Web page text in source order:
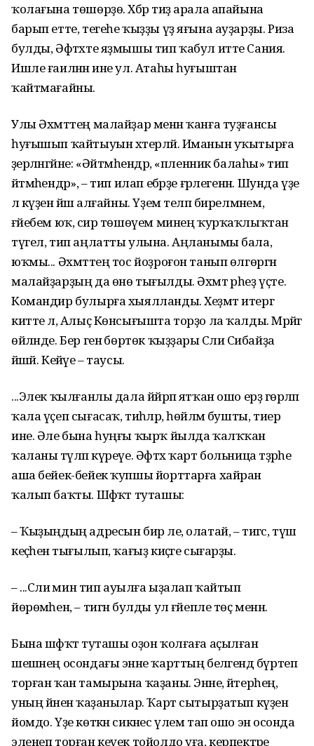
ҡолағына төшөрҙө. Хәбәр тиҙ арала апайына
барып етте, тегеһе ҡыҙҙы үҙ яғына ауҙарҙы. Риза
булды, Әфтәхте яҙмышы тип ҡабул итте Сания.
Ишле ғаиләнән ине ул. Атаһы һуғыштан
ҡайтмағайны.
Улы Әхмәттең малайҙар менән ҡанға туҙғансы
һуғышып ҡайтыуын хәтерләй. Иманын уҡытырға
әҙерләнгәйне: «Әйтмәһендәр, «пленник балаһы» тип
әйтмәһендәр», – тип илап ебәрҙе ғәрлегенән. Шунда үҙе
лә күҙенә йәш алғайны. Үҙем теләп бирелмәнем,
ғәйебем юҡ, әсир төшөүем минең ҡурҡаҡлыҡтан
түгел, тип аңлатты улына. Аңланымы бала,
юҡмы... Әхмәттең тос йоҙроғон танып өлгөргән
малайҙарҙың да өнө тығылды. Әхмәт әрһеҙ үҫте.
Командир булырға хыялланды. Хеҙмәт итергә
китте лә, Алыҫ Көнсығышта торҙо ла ҡалды. Мәрйәгә
өйләнде. Бер генә бөртөк ҡыҙҙары Сәлиә Сибайҙа
йәшәй. Кейәүе – таусы.
...Элек ҡылғанлы дала йәйрәп ятҡан ошо ерҙә гөрләп
ҡала үҫеп сығасаҡ, тиһәләр, һөйләмә бушты, тиер
ине. Әле бына һуңғы ҡырҡ йылда ҡалҡҡан
ҡаланы тәүләп күреүе. Әфтәх ҡарт больница тәҙрәһе
аша бейек-бейек ҡупшы йорттарға хайран
ҡалып баҡты. Шәфҡәт туташы:
– Ҡыҙыңдың адресын бир әле, олатай, – тигәс, түш
кеҫәһенә тығылып, ҡағыҙ киҫәге сығарҙы.
– ...Сәлиә мин тип ауылға ыҙалап ҡайтып
йөрөмәһен, – тигән булды ул ғәйепле төҫ менән.
Бына шәфҡәт туташы оҙон ҡолғаға аҫылған
шешәнең осондағы энәне ҡарттың беләгендә бүртеп
торған ҡан тамырына ҡаҙаны. Энәне, әйтерһең,
уның йәненә ҡаҙанылар. Ҡарт сытырҙатып күҙен
йомдо. Үҙе көткән сикәнес үлем тап ошо энә осонда
эленеп торған кеүек тойолдо уға, керпектәре